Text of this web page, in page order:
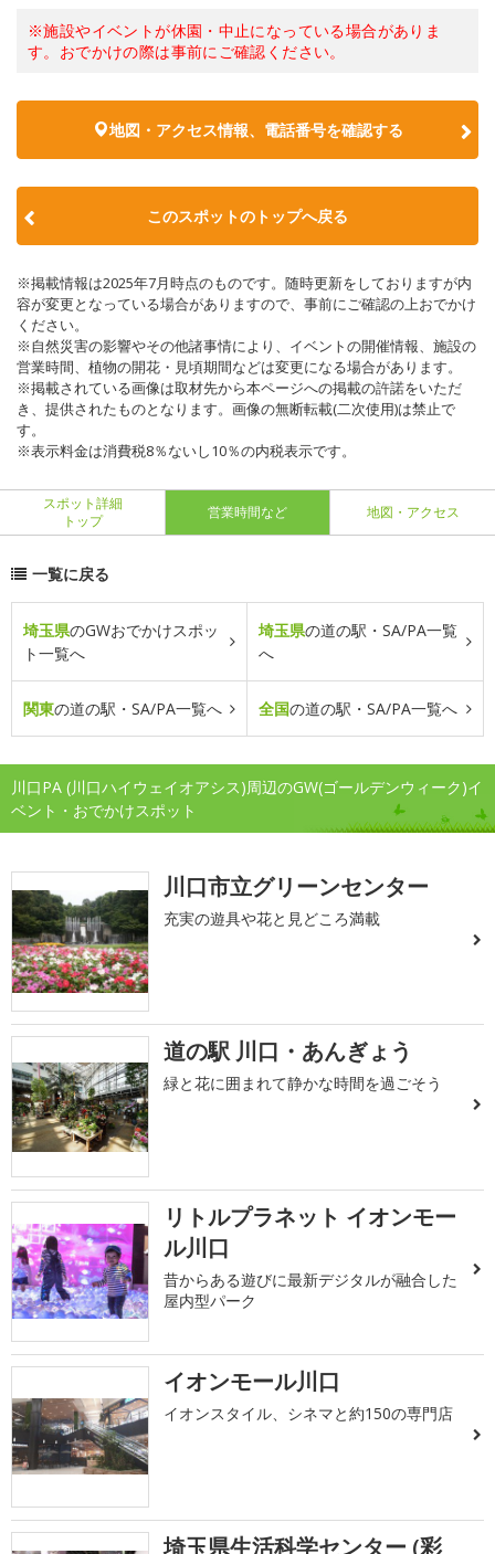
※施設やイベントが休園・中止になっている場合がありま
す。おでかけの際は事前にご確認ください。
地図・アクセス情報、電話番号を確認する
このスポットのトップへ戻る
※掲載情報は2025年7月時点のものです。随時更新をしておりますが内
容が変更となっている場合がありますので、事前にご確認の上おでかけ
ください。
※自然災害の影響やその他諸事情により、イベントの開催情報、施設の
営業時間、植物の開花・見頃期間などは変更になる場合があります。
※掲載されている画像は取材先から本ページへの掲載の許諾をいただ
き、提供されたものとなります。画像の無断転載(二次使用)は禁止で
す。
※表示料金は消費税8％ないし10％の内税表示です。
スポット詳細
トップ
営業時間など 地図・アクセス
一覧に戻る
埼玉県のGWおでかけスポッ
ト一覧へ
埼玉県の道の駅・SA/PA一覧
へ
関東の道の駅・SA/PA一覧へ 全国の道の駅・SA/PA一覧へ
川口PA (川口ハイウェイオアシス)周辺のGW(ゴールデンウィーク)イ
ベント・おでかけスポット
川口市立グリーンセンター
充実の遊具や花と見どころ満載
道の駅 川口・あんぎょう
緑と花に囲まれて静かな時間を過ごそう
リトルプラネット イオンモー
ル川口
昔からある遊びに最新デジタルが融合した
屋内型パーク
イオンモール川口
イオンスタイル、シネマと約150の専門店
埼玉県生活科学センター (彩